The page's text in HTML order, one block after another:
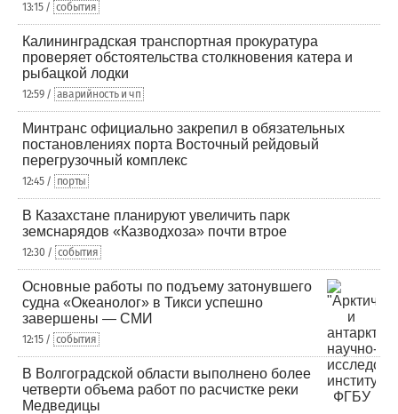
13:15 / события
Калининградская транспортная прокуратура
проверяет обстоятельства столкновения катера и
рыбацкой лодки
12:59 / аварийность и чп
Минтранс официально закрепил в обязательных
постановлениях порта Восточный рейдовый
перегрузочный комплекс
12:45 / порты
В Казахстане планируют увеличить парк
земснарядов «Казводхоза» почти втрое
12:30 / события
Основные работы по подъему затонувшего
судна «Океанолог» в Тикси успешно
завершены — СМИ
12:15 / события
В Волгоградской области выполнено более
четверти объема работ по расчистке реки
Медведицы